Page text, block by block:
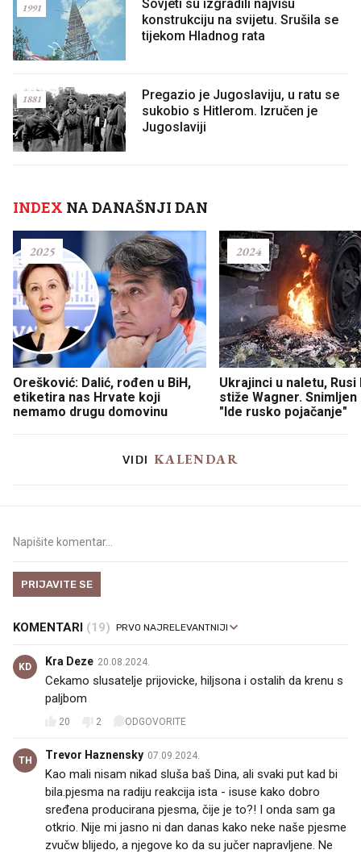
Sovjeti su izgradili najvišu
konstrukciju na svijetu. Srušila se
tijekom Hladnog rata
1991
Pregazio je Jugoslaviju, u ratu se
sukobio s Hitlerom. Izručen je
Jugoslaviji
1881
INDEX NA DANAŠNJI DAN
Orešković: Dalić, rođen u BiH,
etiketira nas Hrvate koji
nemamo drugu domovinu
2025
Ukrajinci u naletu, Rusi
stiže Wagner.
"Ide rusko pojačanje"
2024
VIDI KALENDAR
PRIJAVITE SE
KOMENTARI (19)
KD Kra Deze 20.08.2024.
Cekamo slusatelje prijovicke, hiljsona i ostalih da krenu s
paljbom
20 2 ODGOVORITE
TH Trevor Haznensky 07.09.2024.
Kao mali nisam nikad sluša baš Dina, ali svaki put kad bi
bila.pjesma na radiju reakcija ista - isuse kako dobro
sređena producirana pjesma, čije je to?! I onda sam ga
otkrio. Nije mi jasno ni dan danas kako neke naše pjesme
zvučw blijedo, a njegove ko da su jučer napravljene. Ne